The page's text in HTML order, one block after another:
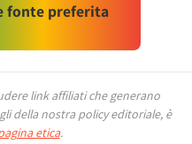
fonte preferita
link affiliati che generano
della nostra policy editoriale, è
etica.